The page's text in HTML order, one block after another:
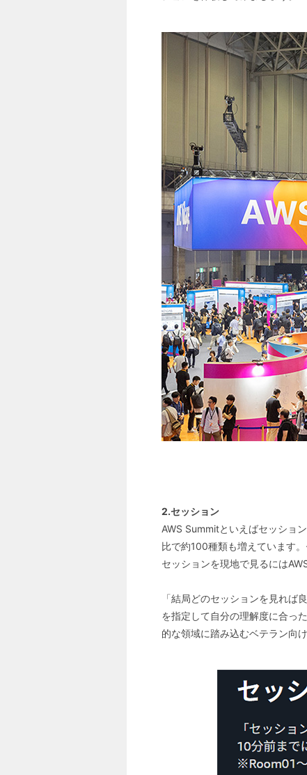
2.セッション
AWS Summitといえばセッショ
比で約100種類も増えています
セッションを現地で見るには
「結局どのセッションを見れ
を指定して自分の理解度に合っ
的な領域に踏み込むベテラン向